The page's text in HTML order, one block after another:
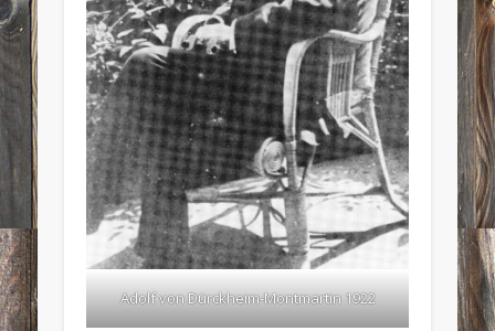
Adolf von Dürckheim-Montmartin 1922